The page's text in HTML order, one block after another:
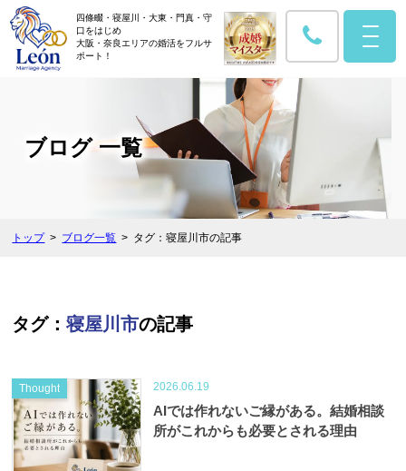
四條畷・寝屋川・大東・門真・守
口をはじめ
大阪・奈良エリアの婚活をフルサ
ポート！
ブログ 一覧
トップ ブログ一覧 タグ：寝屋川市の記事
タグ：寝屋川市の記事
2026.06.19
Thought
AIでは作れないご縁がある。結婚相談
所がこれからも必要とされる理由